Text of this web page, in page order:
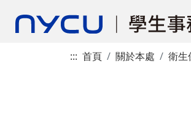
::: 首頁 關於本處 衛生